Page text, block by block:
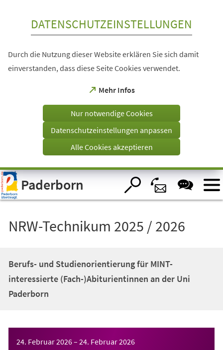
Visuelle
Assistenzsoftware
öffnen.
DATENSCHUTZEINSTELLUNGEN
Durch die Nutzung dieser Website erklären Sie sich damit
einverstanden, dass diese Seite Cookies verwendet.
Mehr Infos
(Öffnet
einem
Tab)
Nur notwendige Cookies
Datenschutzeinstellungen anpassen
Alle Cookies akzeptieren
Paderborn
NRW-Technikum 2025 / 2026
Berufs- und Studienorientierung für MINT-
interessierte (Fach-)Abiturientinnen an der Uni
Paderborn
24. Februar 2026– 24. Februar 2026